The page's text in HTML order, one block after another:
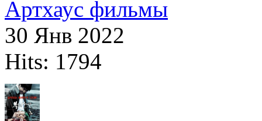
Артхаус фильмы
30 Янв 2022
Hits: 1794